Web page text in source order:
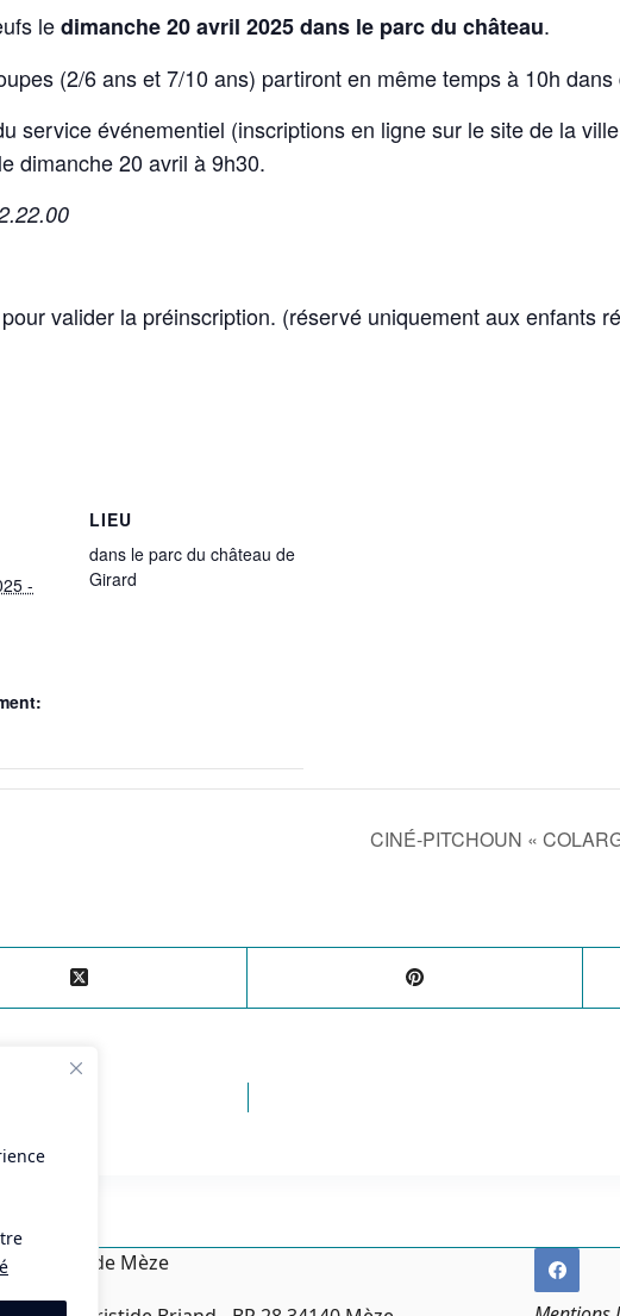
ledimanche 20 avril 2025 dans le parc du château.
(2/6 ans et 7/10 ans) partiront en même temps à 10h
service événementiel (inscriptions en ligne sur le site de la
dimanche 20 avril à 9h30.
valider la préinscription. (réservé uniquement aux enfants
-
LIEU
dans le parc du château de
Girard
CINÉ-PITCHOUN «
Mairie de Mèze